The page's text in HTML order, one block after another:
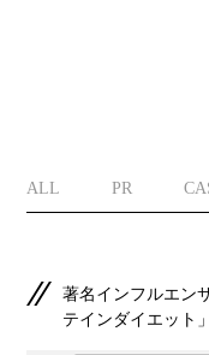
ALL PR
著名インフルエン
テインダイエット」